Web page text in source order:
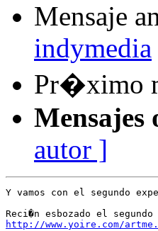
Mensaje
indymedia
Pr�ximo
Mensajes
autor ]
Y vamos con el segundo
http://www.yoire.com/